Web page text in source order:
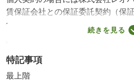
賃保証会社との保証委託契約（保
額総利用料×１００％～１２０％※
円）が必要です。※成人で年収が１
方：１２０％（保証人不要） 未成
証人必要）・鍵交換代：あり１６
続きを見る
特記事項
最上階